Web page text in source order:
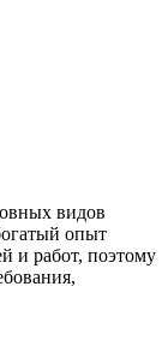
видов
опыт
и работ, поэтому